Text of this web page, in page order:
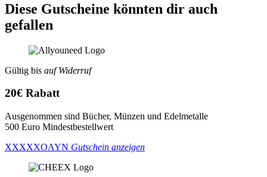
Diese Gutscheine könnten dir auch
gefallen
Gültig bis auf Widerruf
20€ Rabatt
Ausgenommen sind Bücher, Münzen und Edelmetalle
500 Euro Mindestbestellwert
XXXXXOAYN Gutschein anzeigen